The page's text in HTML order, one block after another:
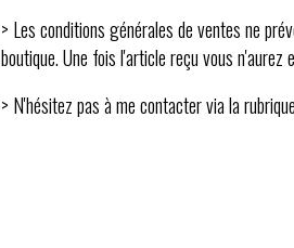
> Les conditions générales de ventes ne
boutique. Une fois l'article reçu vous
> N'hésitez pas à me contacter via la